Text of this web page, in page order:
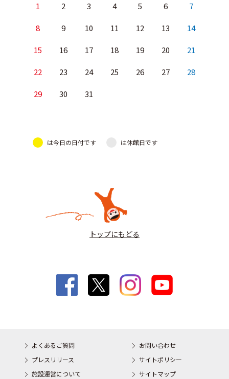
1 2 3 4 5 6 7
8 9 10 11 12 13 14
15 16 17 18 19 20 21
22 23 24 25 26 27 28
29 30 31
は今日の日付です は休館日です
トップにもどる
よくあるご質問
お問い合わせ
プレスリリース
サイトポリシー
施設運営について
サイトマップ